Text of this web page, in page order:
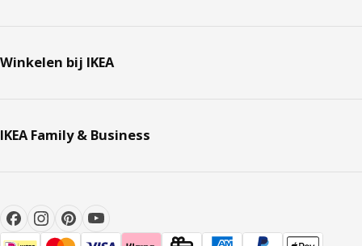
Winkelen bij IKEA
IKEA Family & Business